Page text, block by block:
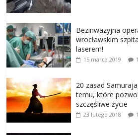
Bezinwazyjna
wrocławskim
laserem!
15 marca 2019
20 zasad
temu, które
szczęśliwe życie
23 lutego 2018